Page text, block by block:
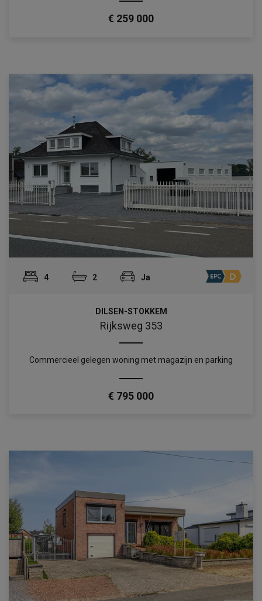
€ 259 000
4 2 Ja
DILSEN-STOKKEM
Rijksweg 353
Commercieel gelegen woning met magazijn en parking
€ 795 000